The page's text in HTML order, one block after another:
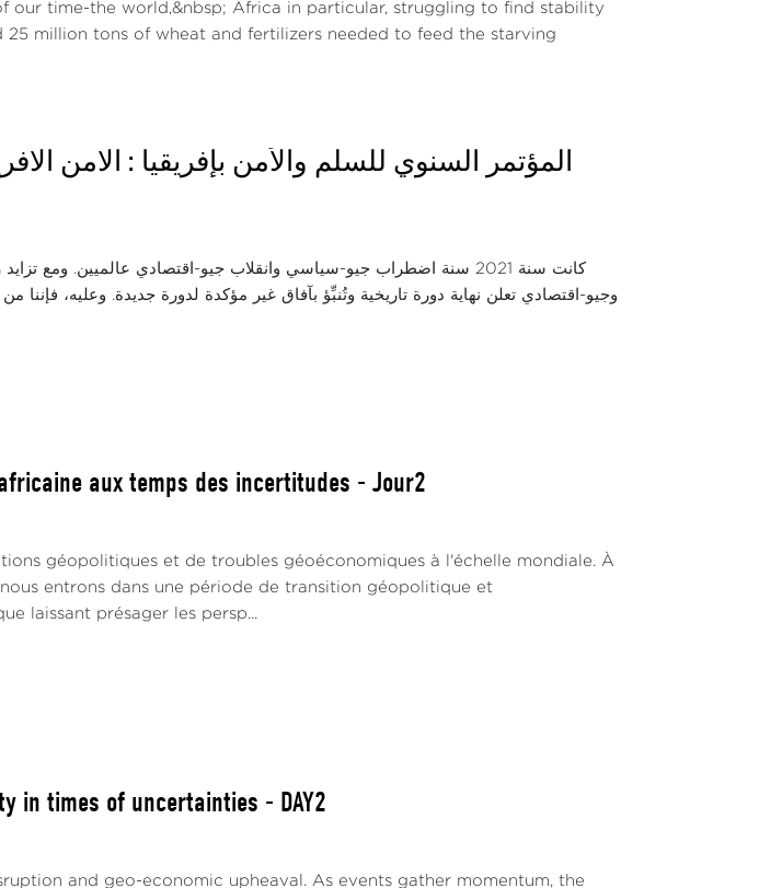
our time-the world,&nbsp; Africa in particular, struggling to find stability
25 million tons of wheat and fertilizers needed to feed the starving
المؤتمر السنوي للسلم والأمن بإفريقيا : الامن
كانت سنة 2021 سنة اضطراب جيو-سياسي وانقلاب جيو-اقتصادي عالميين.
وجيو-اقتصادي تعلن نهاية دورة تاريخية وتُنبِّؤ بآفاق غير مؤكدة لدورة جديدة. وعليه،
aux temps des incertitudes - Jour2
géopolitiques et de troubles géoéconomiques à l'échelle mondiale. À
entrons dans une période de transition géopolitique et
laissant présager les persp...
in times of uncertainties - DAY2
and geo-economic upheaval. As events gather momentum, the